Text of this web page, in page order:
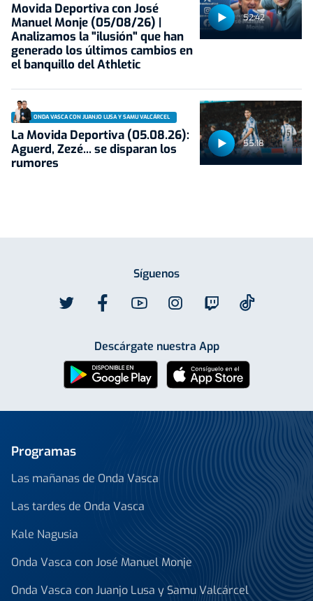
52:42
Movida Deportiva con José
Manuel Monje (05/08/26) |
Analizamos la "ilusión" que han
generado los últimos cambios en
el banquillo del Athletic
55:18
ONDA VASCA CON JUANJO LUSA Y SAMU VALCÁRCEL
La Movida Deportiva (05.08.26):
Aguerd, Zezé... se disparan los
rumores
Síguenos
Descárgate nuestra App
Programas
Las mañanas de Onda Vasca
Las tardes de Onda Vasca
Kale Nagusia
Onda Vasca con José Manuel Monje
Onda Vasca con Juanjo Lusa y Samu Valcárcel